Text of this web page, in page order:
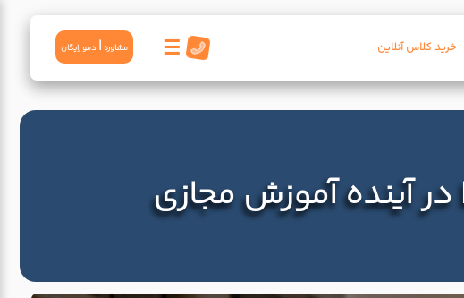
خرید کلاس آنلاین مشاوره | دمو رايگان ☰